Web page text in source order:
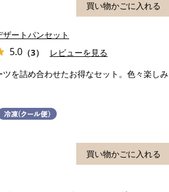
買い物かごに入れる
ザートパンセット
5.0 （3） レビューを見る
ツを詰め合わせたお得なセット。色々楽しみ
買い物かごに入れる